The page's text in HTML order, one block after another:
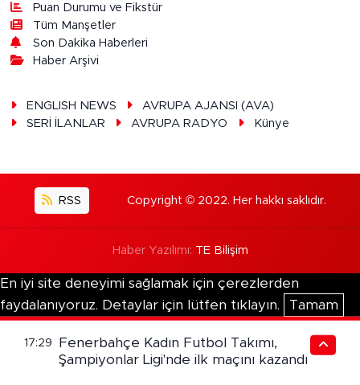
Puan Durumu ve Fikstür
Tüm Manşetler
Son Dakika Haberleri
Haber Arşivi
ENGLISH NEWS
AVRUPA AJANSI (AVA)
SERİ İLANLAR
AVRUPA RADYO Künye
RSS Copyright © 2022. Her hakkı saklıdır.
Haber Yazılımı: TE Bilişim
En iyi site deneyimi sağlamak için çerezlerden
faydalanıyoruz. Detaylar için lütfen tıklayın.
Tamam
17:29
Fenerbahçe Kadın Futbol Takımı,
Şampiyonlar Ligi'nde ilk maçını kazandı